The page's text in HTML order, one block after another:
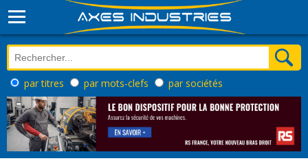
par titres par mots-clefs par sociétés